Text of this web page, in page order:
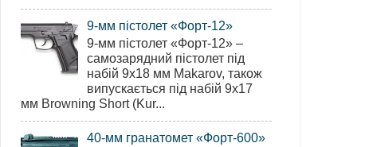
9-мм пістолет «Форт-12»
9-мм пістолет «Форт-12» –
самозарядний пістолет під
набій 9х18 мм Makarov, також
випускається під набій 9х17
мм Browning Short (Kur...
40-мм гранатомет «Форт-600»